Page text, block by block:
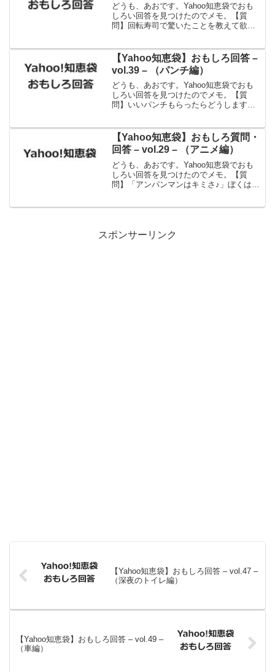
どうも、あおです。Yahoo知恵袋でおも
しろい回答を見つけたのでメモ。【質
問】回転寿司で驚いたことを教えて欲し
袋ギャー！
【Yahoo知恵袋】おもしろ回答 –
vol.39 – （パンチ編）
どうも、あおです。Yahoo知恵袋でおも
しろい回答を見つけたのでメモ。【質
問】いいパンチもらったらどうします
んだ!?大丈夫か！」大丈夫です社長。会
社に来る前にいいパンチ...
【Yahoo知恵袋】おもしろ質問・
回答 – vol.29 – （アニメ編）
どうも、あおです。Yahoo知恵袋でおも
しろい回答を見つけたのでメモ。【質
問】「アンパンマンはキミさ♪」ぼくはア
スポンサーリンク
【Yahoo知恵袋】おもしろ回答 – vol.47 –
（深夜のトイレ編）
【Yahoo知恵袋】おもしろ回答 – vol.49 –
（車編）